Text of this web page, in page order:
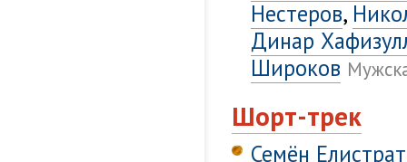
Нестеров,
Динар
Широков
Шорт-трек
Семён